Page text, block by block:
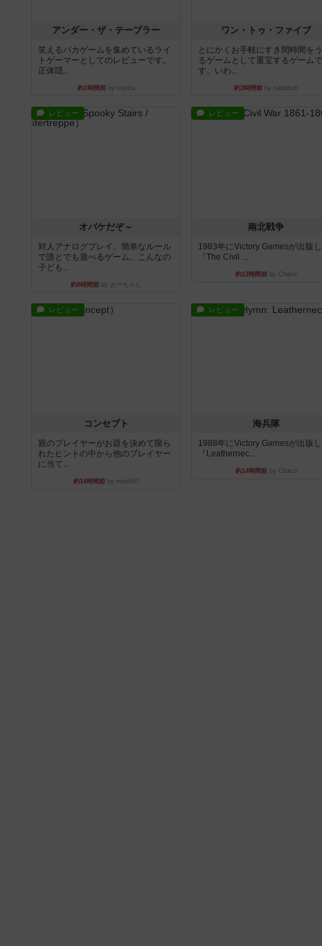
アンダー・ザ・テーブラー
笑えるバカゲームを集めているライ
トゲーマーとしてのレビューです。
正体隠...
約1時間前by toyota
ワン・トゥ・ファイブ
とにかくお手軽にすき間時間を
るゲームとして重宝するゲームで
す。いわ...
約3時間前 by nabekoh
レビュー
オバケだぞ～
対人アナログプレイ。簡単なルール
で誰とでも遊べるゲーム。こんなの
子ども...
約8時間前 by おーちゃん
レビュー
南北戦争
1983年にVictory Gamesが出版
『The Civil ...
約12時間前by Chaco
レビュー
コンセプト
親のプレイヤーがお題を決めて限ら
れたヒントの中から他のプレイヤー
に当て...
約14時間前by mob567
レビュー
海兵隊
1988年にVictory Gamesが出版
『Leathernec...
約14時間前by Chaco